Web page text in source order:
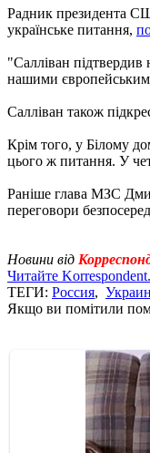
Радник президента
українське питання,
"Салліван підтвердив
нашими
Салліван також
Крім того, у Білому
цього ж питання. У
Раніше глава МЗС
переговори
Новини від
Читайте
ТЕГИ: Россия,
Якщо ви помітили